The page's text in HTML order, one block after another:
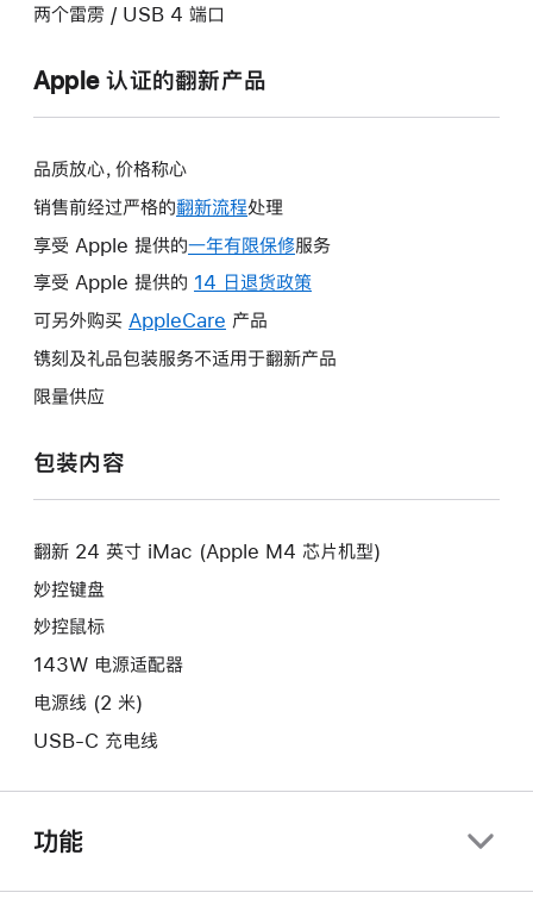
两个雷雳 / USB 4 端口
Apple 认证的翻新产品
品质放心，价格称心
销售前经过严格的翻新流程处理
享受 Apple 提供的一年有限保修此
操
打
服务
享受 Apple 提供的 14 日退货政策
将
口。
可另外购买 AppleCare 此
操
新
窗
产品
镌刻及礼品包装服务不适用于翻新产品
限量供应
包装内容
翻新 24 英寸 iMac (Apple M4 芯片机型)
妙控键盘
妙控鼠标
143W 电源适配器
电源线 (2 米)
USB-C 充电线
功能